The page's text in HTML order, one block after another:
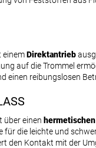
einemDirektantrieb
auf die Trommel
einen reibungslosen
über einen
für die leichte und
den Kontakt mit der